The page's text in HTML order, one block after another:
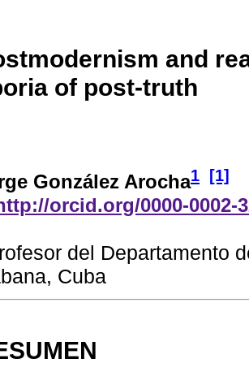
and
of post-truth
González Arocha1 [1]
orcid.org/0000-0002-
del Departamento
Cuba